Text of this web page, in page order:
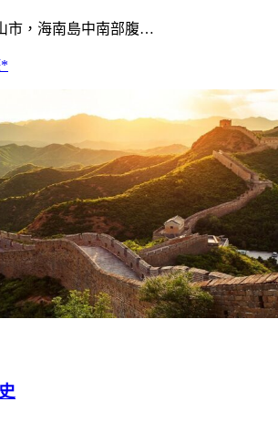
市，海南島中南部腹…